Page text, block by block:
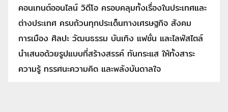
คอนเทนต์ออนไลน์ วิดีโอ ครอบคลุมทั้งเรื่องในประเทศและ
ต่างประเทศ ครบถ้วนทุกประเด็นทางเศรษฐกิจ สังคม
การเมือง ศิลปะ วัฒนธรรม บันเทิง แฟชั่น และไลฟ์สไตล์
นำเสนอด้วยรูปแบบที่สร้างสรรค์ ทันกระแส ให้ทั้งสาระ
ความรู้ ทรรศนะความคิด และพลังบันดาลใจ